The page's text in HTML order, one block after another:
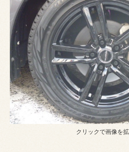
クリックで画像を